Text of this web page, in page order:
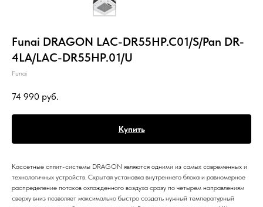
Funai DRAGON LAC-DR55HP.C01/S/Pan DR-
4LA/LAC-DR55HP.01/U
Funai
74 990 руб.
Купить
Кассетные сплит-системы DRAGON являются одними из самых современных и
технологичных устройств. Скрытая установка внутреннего блока и равномерное
распределение потоков охлажденного воздуха сразу по четырем направлениям
сверху вниз позволяет максимально быстро создать нужный температурный